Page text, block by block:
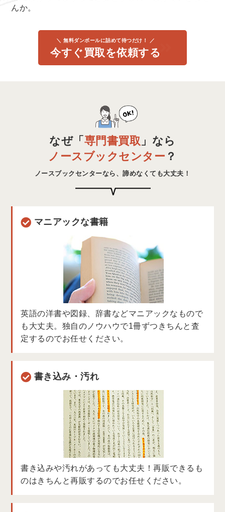
んか。
＼ 無料ダンボールに詰めて待つだけ！ ／
今すぐ買取を依頼する
なぜ「 専門書買取 」なら
ノースブックセンター ？
ノースブックセンターなら、諦めなくても大丈夫！
マニアックな書籍
英語の洋書や図録、辞書などマニアックなもので
も大丈夫。独自のノウハウで1冊ずつきちんと査
定するのでお任せください。
書き込み・汚れ
書き込みや汚れがあっても大丈夫！再販できるも
のはきちんと再販するのでお任せください。